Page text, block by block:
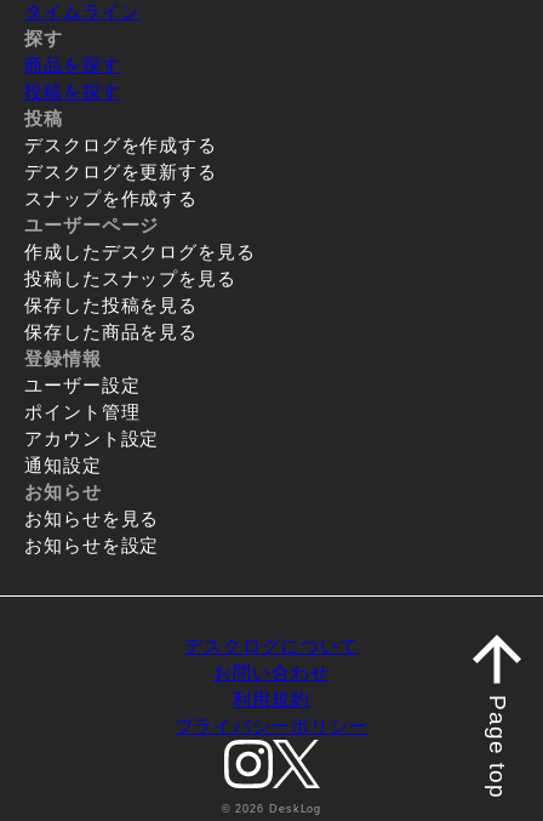
タイムライン
探す
商品を探す
投稿を探す
投稿
デスクログを作成する
デスクログを更新する
スナップを作成する
ユーザーページ
作成したデスクログを見る
投稿したスナップを見る
保存した投稿を見る
保存した商品を見る
登録情報
ユーザー設定
ポイント管理
アカウント設定
通知設定
お知らせ
お知らせを見る
お知らせを設定
デスクログについて
お問い合わせ
利用規約
プライバシーポリシー
© 2026 DeskLog
Page top